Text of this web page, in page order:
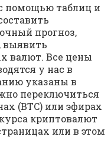
помощью таблиц и
прогноз,
выявить
валют. Все цены
у нас в
указаны в
переключиться
(BTC) или эфирах
криптовалют
или в этом